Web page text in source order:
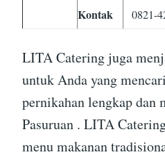
Kontak
0821-
LITA Catering juga
untuk Anda yang
pernikahan lengkap dan
Pasuruan . LITA
menu makanan